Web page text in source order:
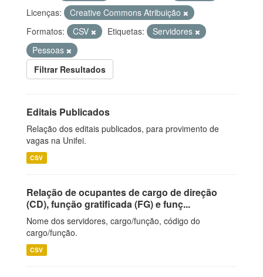
Licenças:
Creative Commons Atribuição
Formatos:
CSV Etiquetas:
Servidores
Pessoas
Filtrar Resultados
Editais Publicados
Relação dos editais publicados, para provimento de
vagas na Unifei.
CSV
Relação de ocupantes de cargo de direção
(CD), função gratificada (FG) e funç...
Nome dos servidores, cargo/função, código do
cargo/função.
CSV